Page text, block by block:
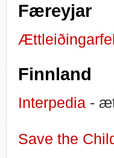
Færeyjar
Finnland
Interpedia -
Save the